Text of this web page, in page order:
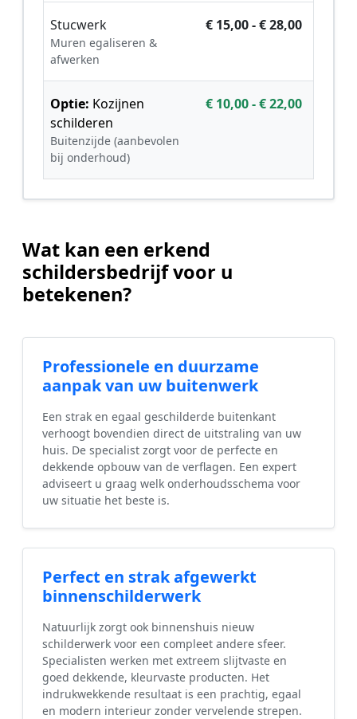
Stucwerk
Muren egaliseren &
afwerken
€ 15,00 - € 28,00
Optie: Kozijnen
schilderen
Buitenzijde (aanbevolen
bij onderhoud)
€ 10,00 - € 22,00
Wat kan een erkend
schildersbedrijf voor u
betekenen?
Professionele en duurzame
aanpak van uw buitenwerk
Een strak en egaal geschilderde buitenkant
verhoogt bovendien direct de uitstraling van uw
huis. De specialist zorgt voor de perfecte en
dekkende opbouw van de verflagen. Een expert
adviseert u graag welk onderhoudsschema voor
uw situatie het beste is.
Perfect en strak afgewerkt
binnenschilderwerk
Natuurlijk zorgt ook binnenshuis nieuw
schilderwerk voor een compleet andere sfeer.
Specialisten werken met extreem slijtvaste en
goed dekkende, kleurvaste producten. Het
indrukwekkende resultaat is een prachtig, egaal
en modern interieur zonder vervelende strepen.